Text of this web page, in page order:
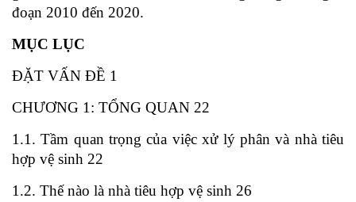
đoạn 2010 đến 2020.
MỤC LỤC
ĐẶT VẤN ĐỀ 1
CHƯƠNG 1: TỔNG QUAN 22
1.1. Tầm quan trọng của việc xử lý phân và nhà tiêu
hợp vệ sinh 22
1.2. Thế nào là nhà tiêu hợp vệ sinh 26